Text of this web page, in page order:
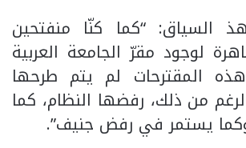
السياق: “كما كنّا منفتحين
لوجود مقرّ الجامعة العربية
المقترحات لم يتم طرحها
من ذلك، رفضها النظام، كما
يستمر في رفض جنيف”.